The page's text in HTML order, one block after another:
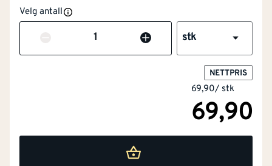
Velg antall
Antall stk
NETTPRIS
69,90/ stk
69,90